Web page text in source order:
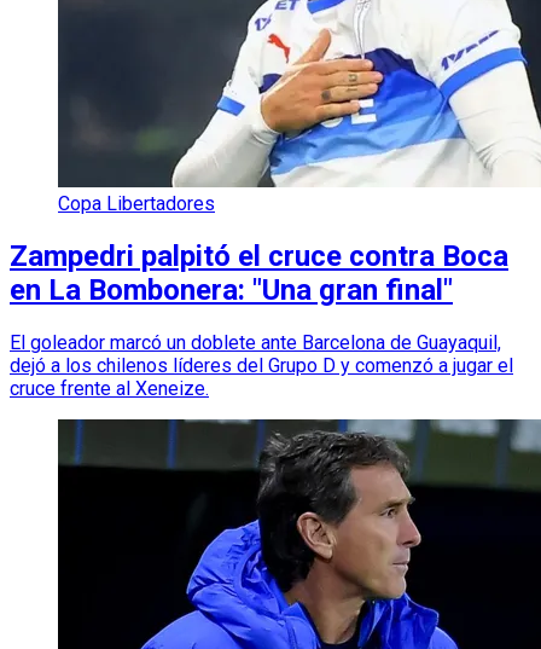
Copa Libertadores
Zampedri palpitó el cruce contra Boca
en La Bombonera: "Una gran final"
El goleador marcó un doblete ante Barcelona de Guayaquil,
dejó a los chilenos líderes del Grupo D y comenzó a jugar el
cruce frente al Xeneize.